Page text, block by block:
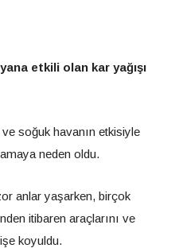
etkili olan kar yağışı
soğuk havanın etkisiyle
neden oldu.
anlar yaşarken, birçok
itibaren araçlarını ve
koyuldu.